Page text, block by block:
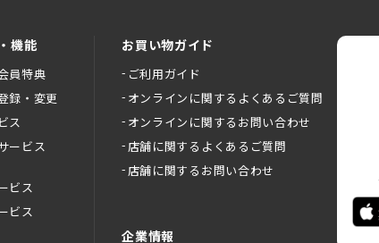
機能
員特典
録・変更
ス
ービス
ビス
ビス
お買い物ガイド
ご利用ガイド
オンラインに関するよくあるご質問
オンラインに関するお問い合わせ
店舗に関するよくあるご質問
店舗に関するお問い合わせ
企業情報